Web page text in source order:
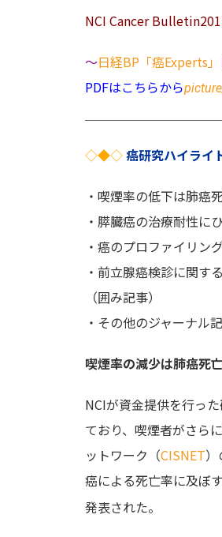
NCI Cancer
～日経BP「癌Experts」
PDFはこちらから
◇◆◇癌研究ハイライ
・喫煙率の低下は肺癌
・膵臓癌の治療耐性に
・癌のプロファイリン
・前立腺癌検診に関す
（囲み記事）
・その他のジャーナル
喫煙率の減少は肺癌死
NCIが資金提供を行っ
ており、喫煙者がさら
ットワーク（CISNET
癌による死亡率に及ぼ
発表された。